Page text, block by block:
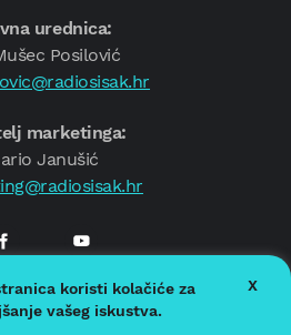
urednica:
Posilović
marketinga:
Janušić
Radio Sisak
privatnosti
koristi kolačiće za
vašeg iskustva.
X